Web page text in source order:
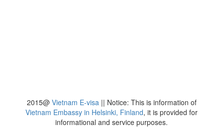
2015@ Vietnam E-visa || Notice: This is information of
Vietnam Embassy in Helsinki, Finland, it is provided for
informational and service purposes.